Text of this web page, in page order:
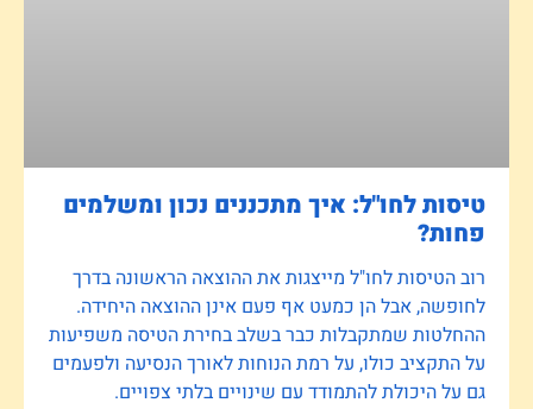
טיסות לחו"ל: איך מתכננים נכון ומשלמים
פחות?
רוב הטיסות לחו"ל מייצגות את ההוצאה הראשונה בדרך
לחופשה, אבל הן כמעט אף פעם אינן ההוצאה היחידה.
ההחלטות שמתקבלות כבר בשלב בחירת הטיסה משפיעות
על התקציב כולו, על רמת הנוחות לאורך הנסיעה ולפעמים
גם על היכולת להתמודד עם שינויים בלתי צפויים.